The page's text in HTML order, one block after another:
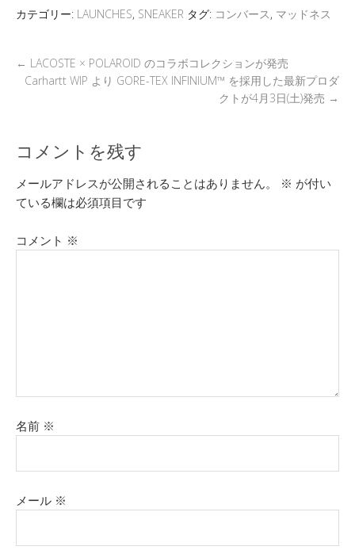
k
カテゴリー: LAUNCHES, SNEAKER タグ: コンバース, マッドネス
← LACOSTE × POLAROID のコラボコレクションが発売
Carhartt WIP より GORE-TEX INFINIUM™ を採用した最新プロダ
クトが4月3日(土)発売 →
コメントを残す
メールアドレスが公開されることはありません。 ※ が付い
ている欄は必須項目です
コメント ※
名前 ※
メール ※